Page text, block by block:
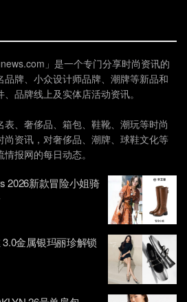
」是一个专门分享时尚资讯的
牌、小众设计师品牌、潮牌等新品和
品牌线上及实体店活动资讯。
、奢侈品、箱包、鞋靴、潮玩等时尚
资讯，对奢侈品、潮牌、球鞋文化等
报网的每日动态。
2026新款冒险小姐骑
金属银玛丽珍解锁